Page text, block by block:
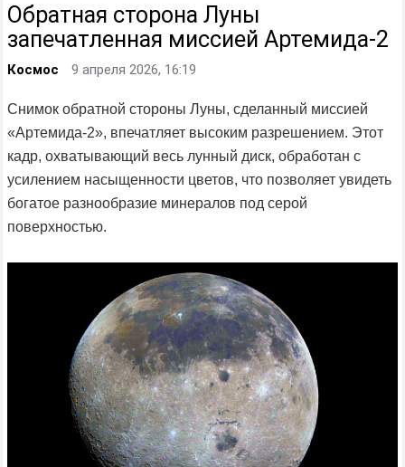
Обратная сторона Луны
запечатленная миссией Артемида-2
Космос 9 апреля 2026, 16:19
Снимок обратной стороны Луны, сделанный миссией
«Артемида-2», впечатляет высоким разрешением. Этот
кадр, охватывающий весь лунный диск, обработан с
усилением насыщенности цветов, что позволяет увидеть
богатое разнообразие минералов под серой
поверхностью.